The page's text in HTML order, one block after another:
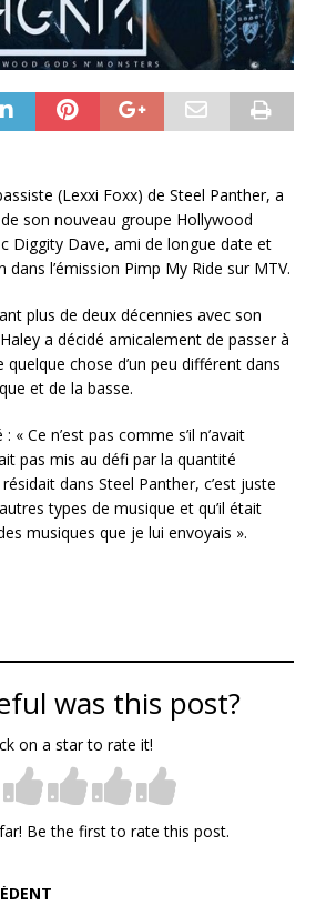
(Lexxi Foxx) de Steel Panther, a
son nouveau groupe Hollywood
Diggity Dave, ami de longue date et
l’émission Pimp My Ride sur MTV.
plus de deux décennies avec son
a décidé amicalement de passer à
chose d’un peu différent dans
et de la basse.
« Ce n’est pas comme s’il n’avait
pas mis au défi par la quantité
dans Steel Panther, c’est juste
types de musique et qu’il était
musiques que je lui envoyais ».
was this post?
on a star to rate it!
Be the first to rate this post.